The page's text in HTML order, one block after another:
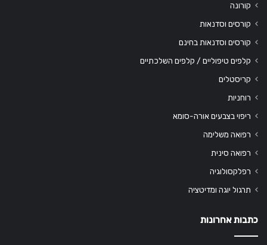
קורונה
קורסים וסדנאות
קורסים וסדנאות בחינם
קלפים טיפוליים / קלפים השלכתיים
קריסטלים
רוחניות
ריפוי בצבעים אורה-סומא
רפואה משלימה
רפואה סינית
רפלקסולוגיה
תרגול יוגה ומדיטציה
כתבות אחרונות